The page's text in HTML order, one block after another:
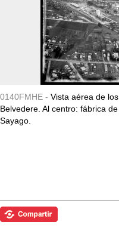
0140FMHE - Vista aérea de
Belvedere. Al centro: fábrica
Sayago.